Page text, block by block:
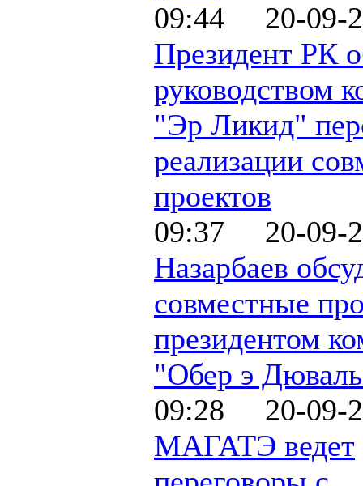
09:44 20-09-
Президент РК
руководством
"Эр Ликид"
реализации
проектов
09:37 20-09-
Назарбаев
совместные
президентом
"Обер э
09:28 20-09-
МАГАТЭ ведет